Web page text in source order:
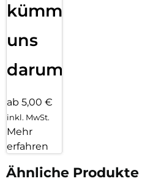
kümmern
uns
darum!
ab 5,00 €
inkl. MwSt.
Mehr
erfahren
Ähnliche Produkte